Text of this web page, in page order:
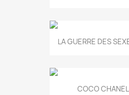
LA GUERRE DES
COCO